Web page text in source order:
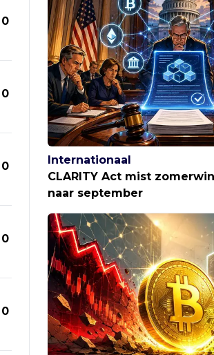
0
0
0
0
0
Internationaal
CLARITY Act mist
naar september